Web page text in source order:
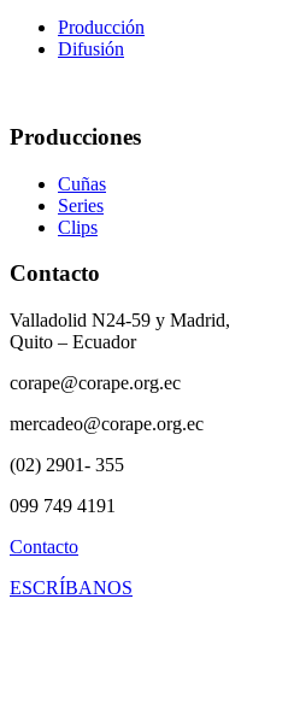
Producción
Difusión
Producciones
Cuñas
Series
Clips
Contacto
Valladolid N24-59 y Madrid,
Quito – Ecuador
corape@corape.org.ec
mercadeo@corape.org.ec
(02) 2901- 355
099 749 4191
Contacto
ESCRÍBANOS